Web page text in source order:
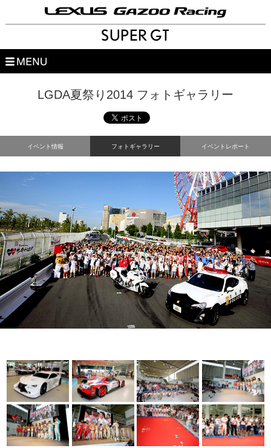
SUPER GT
LGDA夏祭り2014 フォトギャラリー
イベント情報 フォトギャラリー イベントレポート